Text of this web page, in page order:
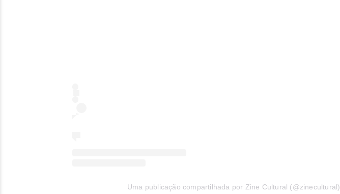
Uma publicação compartilhada por Zine Cultural (@zinecultural)